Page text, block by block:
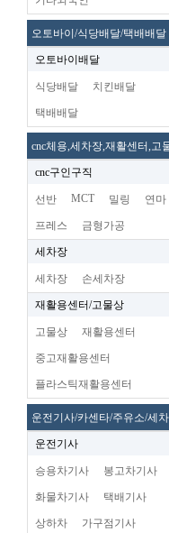
오토바이/식당배달/택배배달
오토바이배달
식당배달 치킨배달
택배배달
cnc체용,세차장,재활센터,고
cnc구인구직
선반 MCT 밀링 연마
프레스 금형가공
세차장
세차장 손세차장
재활용센터/고물상
고물상 재활용센터
중고재활용센터
플라스틱재활용센터
운전기사/카센타/주유소/세
운전기사
승용차기사 봉고차기사
화물차기사 택배기사
상하차 가구점기사